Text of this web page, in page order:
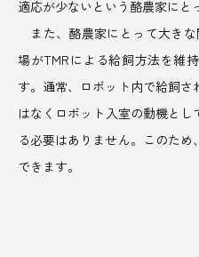
適応が少ないという酪農家にと
また、酪農家にとって大き
場がTMRによる給飼方法を維
す。通常、ロボット内で給飼
はなくロボット入室の動機とし
る必要はありません。このた
できます。